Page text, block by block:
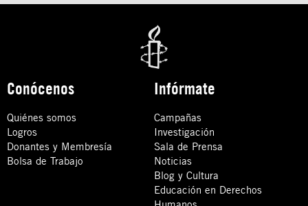
Conócenos
Quiénes somos
Logros
Donantes y Membresía
Bolsa de Trabajo
Infórmate
Campañas
Investigación
Sala de Prensa
Noticias
Blog y Cultura
Educación en Derechos